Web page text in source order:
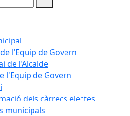
l'Equip de Govern
de l'Alcalde
l'Equip de Govern
dels càrrecs electes
municipals